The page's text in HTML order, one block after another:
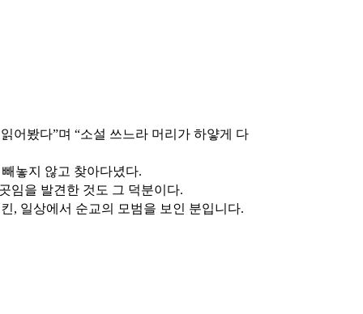
어봤다”며 “소설 쓰느라 머리가 하얗게 다
놓지 않고 찾아다녔다.
임을 발견한 것도 그 덕분이다.
, 일상에서 순교의 모범을 보인 분입니다.